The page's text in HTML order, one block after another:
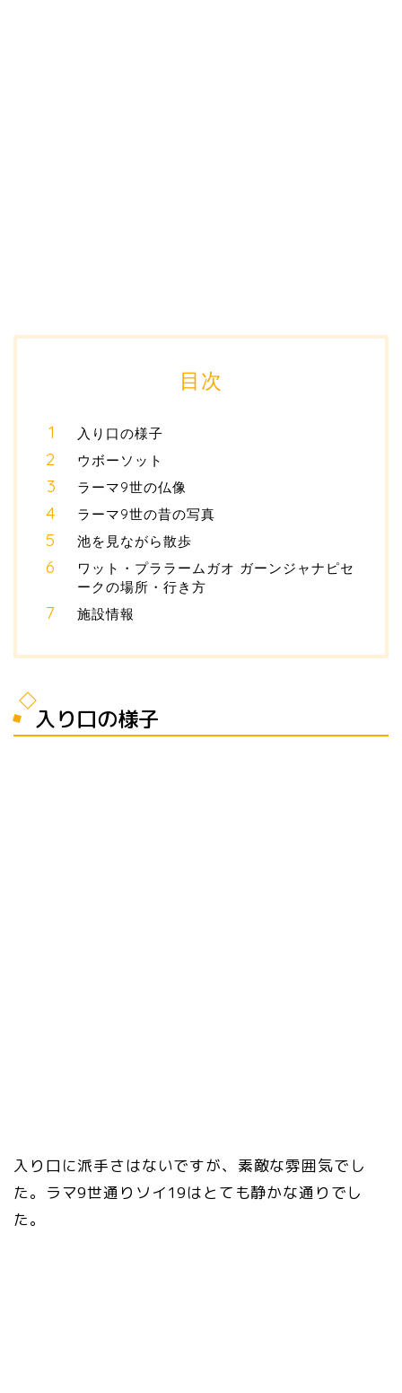
目次
入り口の様子
ウボーソット
ラーマ9世の仏像
ラーマ9世の昔の写真
池を見ながら散歩
ワット・プララームガオ ガーンジャナピセ
ークの場所・行き方
施設情報
入り口の様子
入り口に派手さはないですが、素敵な雰囲気でし
た。ラマ9世通りソイ19はとても静かな通りでし
た。